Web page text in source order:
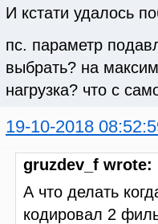
И кстати удалось
пс. параметр
выбрать? на
нагрузка? что с
19-10-2018
gruzdev_f wrote:
А что делать
кодировал 2